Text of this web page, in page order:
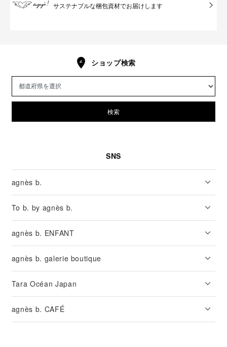
サステナブルな梱包資材でお届けします
ショップ検索
検索
SNS
agnès b.
To b. by agnès b.
agnès b. ENFANT
agnès b. galerie boutique
Tara Océan Japan
agnès b. CAFÉ